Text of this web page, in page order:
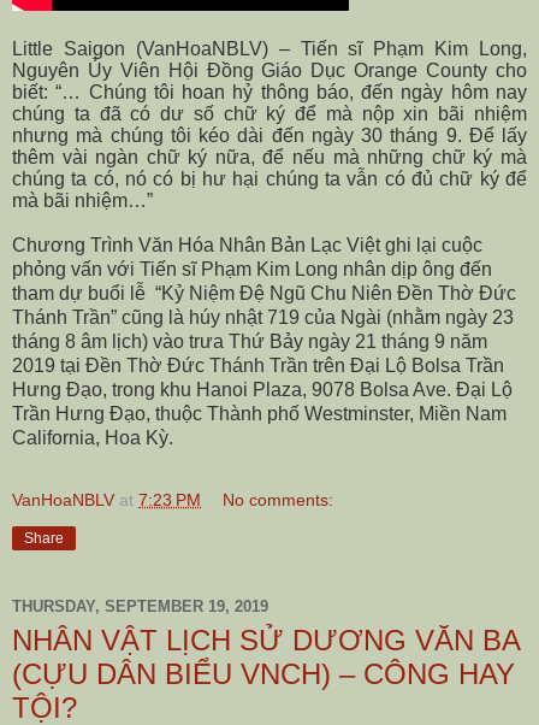
Little Saigon (VanHoaNBLV) – Tiến sĩ Phạm Kim Long,
Nguyên Ủy Viên Hội Đồng Giáo Dục Orange County cho
biết: “… Chúng tôi hoan hỷ thông báo, đến ngày hôm nay
chúng ta đã có dư số chữ ký để mà nộp xin bãi nhiệm
nhưng mà chúng tôi kéo dài đến ngày 30 tháng 9. Để lấy
thêm vài ngàn chữ ký nữa, để nếu mà những chữ ký mà
chúng ta có, nó có bị hư hại chúng ta vẫn có đủ chữ ký để
mà bãi nhiệm…”
Chương Trình Văn Hóa Nhân Bản Lạc Việt ghi lại cuộc
phỏng vấn với Tiến sĩ Phạm Kim Long nhân dịp ông đến
tham dự buổi lễ “Kỷ Niệm Đệ Ngũ Chu Niên Đền Thờ Đức
Thánh Trần” cũng là húy nhật 719 của Ngài (nhằm ngày 23
tháng 8 âm lịch) vào trưa Thứ Bảy ngày 21 tháng 9 năm
2019 tại Đền Thờ Đức Thánh Trần trên Đại Lộ Bolsa Trần
Hưng Đạo, trong khu Hanoi Plaza, 9078 Bolsa Ave. Đại Lộ
Trần Hưng Đạo, thuộc Thành phố Westminster, Miền Nam
California, Hoa Kỳ.
VanHoaNBLV at 7:23 PM No comments:
Share
THURSDAY, SEPTEMBER 19, 2019
NHÂN VẬT LỊCH SỬ DƯƠNG VĂN BA
(CỰU DÂN BIỂU VNCH) – CÔNG HAY
TỘI?